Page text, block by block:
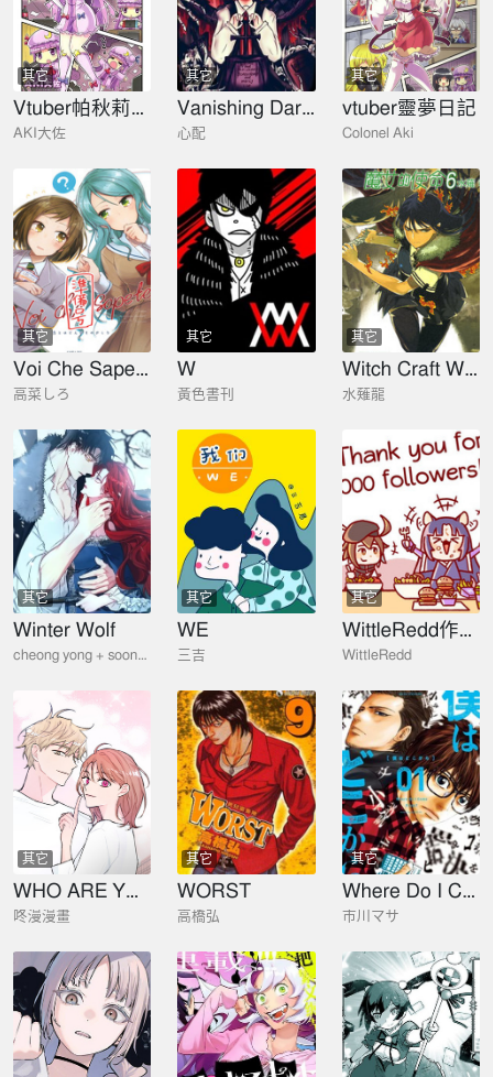
其它
Vtuber帕秋莉日記
AKI大佐
其它
Vanishing Darkdess
心配
其它
vtuber靈夢日記
Colonel Aki
其它
Voi Che Sapete 愛情爲何物
高菜しろ
其它
W
黃色書刊
其它
Witch Craft Works
水薙龍
其它
Winter Wolf
cheong yong + soonmu + RubyChe
其它
WE
三吉
其它
WittleRedd作品集
WittleRedd
其它
WHO ARE YOU !
咚漫漫畫
其它
WORST
高橋弘
其它
Where Do I Come From？
市川マサ